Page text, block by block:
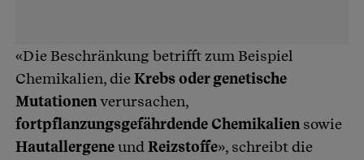
«Die Beschränkung betrifft zum Beispiel
Chemikalien, dieKrebs oder genetische
Mutationenverursachen,
fortpflanzungsgefährdende Chemikaliensowie
HautallergeneundReizstoffe», schreibt die